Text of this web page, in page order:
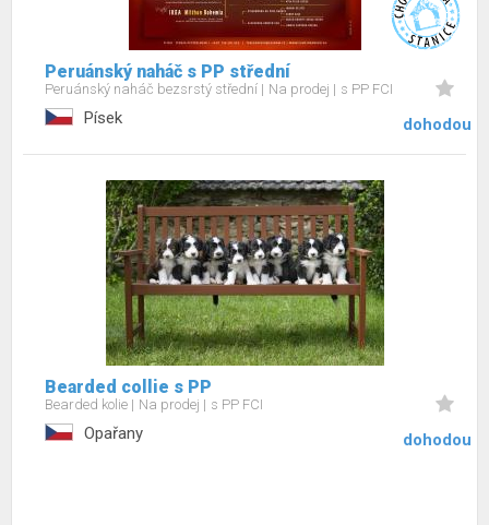
Peruánský naháč s PP střední
Peruánský naháč bezsrstý střední Na prodej s PP FCI
Písek dohodou
Bearded collie s PP
Bearded kolie Na prodej s PP FCI
Opařany dohodou